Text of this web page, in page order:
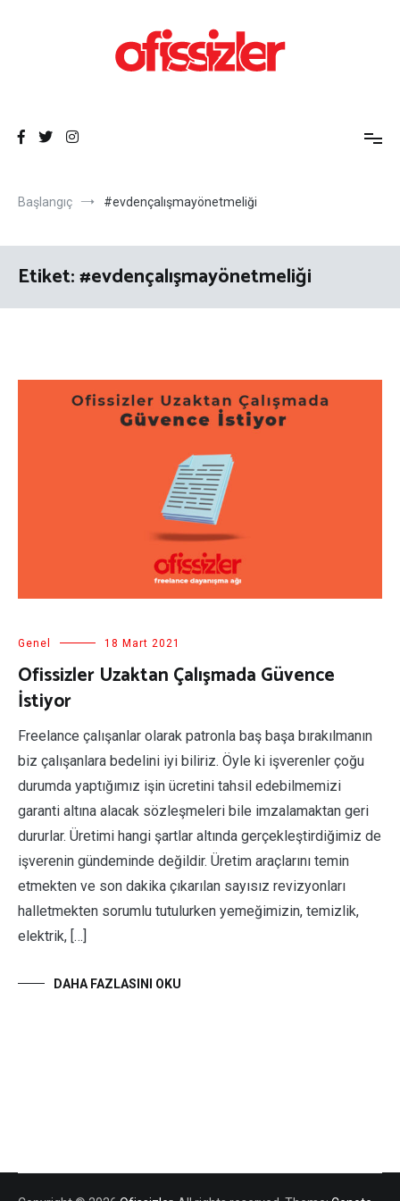
Başlangıç #evdençalışmayönetmeliği
Etiket:#evdençalışmayönetmeliği
Genel 18 Mart 2021
Ofissizler Uzaktan Çalışmada Güvence
İstiyor
Freelance çalışanlar olarak patronla baş başa bırakılmanın
biz çalışanlara bedelini iyi biliriz. Öyle ki işverenler çoğu
durumda yaptığımız işin ücretini tahsil edebilmemizi
garanti altına alacak sözleşmeleri bile imzalamaktan geri
dururlar. Üretimi hangi şartlar altında gerçekleştirdiğimiz de
işverenin gündeminde değildir. Üretim araçlarını temin
etmekten ve son dakika çıkarılan sayısız revizyonları
halletmekten sorumlu tutulurken yemeğimizin, temizlik,
elektrik, […]
DAHA FAZLASINI OKU